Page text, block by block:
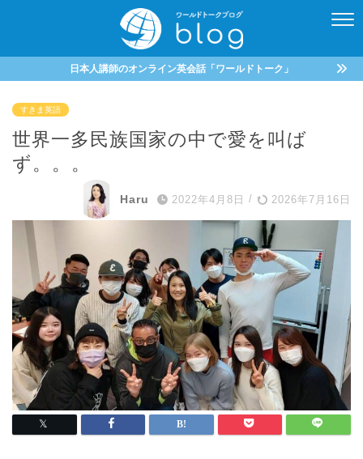
日本人講師のオンライン英会話「ワールドトーク」
すきま英語
世界一多民族国家の中で愛を叫ば
ず。。。
Haru 2022年4月8日 / 2026年7月16日